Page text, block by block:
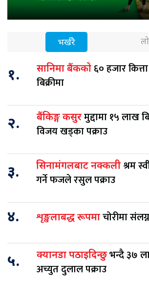
भर्खरै
१. सानिमा बैंकको ६० हजार
बिक्रीमा
२. बैंकिङ्ग कसुरमुद्दामा १५ लाख
विजय खड्का पक्राउ
३. सिनामंगलबाट नक्कलीश्रम
गर्ने फजले रसुल पक्राउ
४. शृङ्खलाबद्ध रूपमाचोरीमा
५. क्यानडा पठाइदिन्छुभन्दै ३७
अच्युत दुलाल पक्राउ